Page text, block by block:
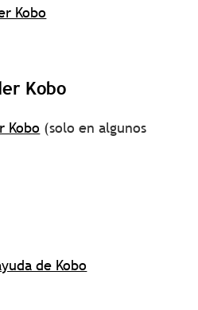
Kobo
Kobo
Kobo (solo en algunos
de Kobo